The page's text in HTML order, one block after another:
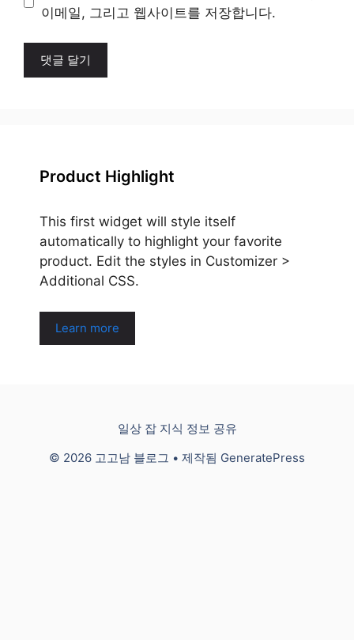
트 이메일, 그리고 웹사이트를 저장합니다.
Product Highlight
This first widget will style itself
automatically to highlight your favorite
product. Edit the styles in Customizer >
Additional CSS.
Learn more
일상 잡 지식 정보 공유
© 2026 고고남 블로그 • 제작됨 GeneratePress